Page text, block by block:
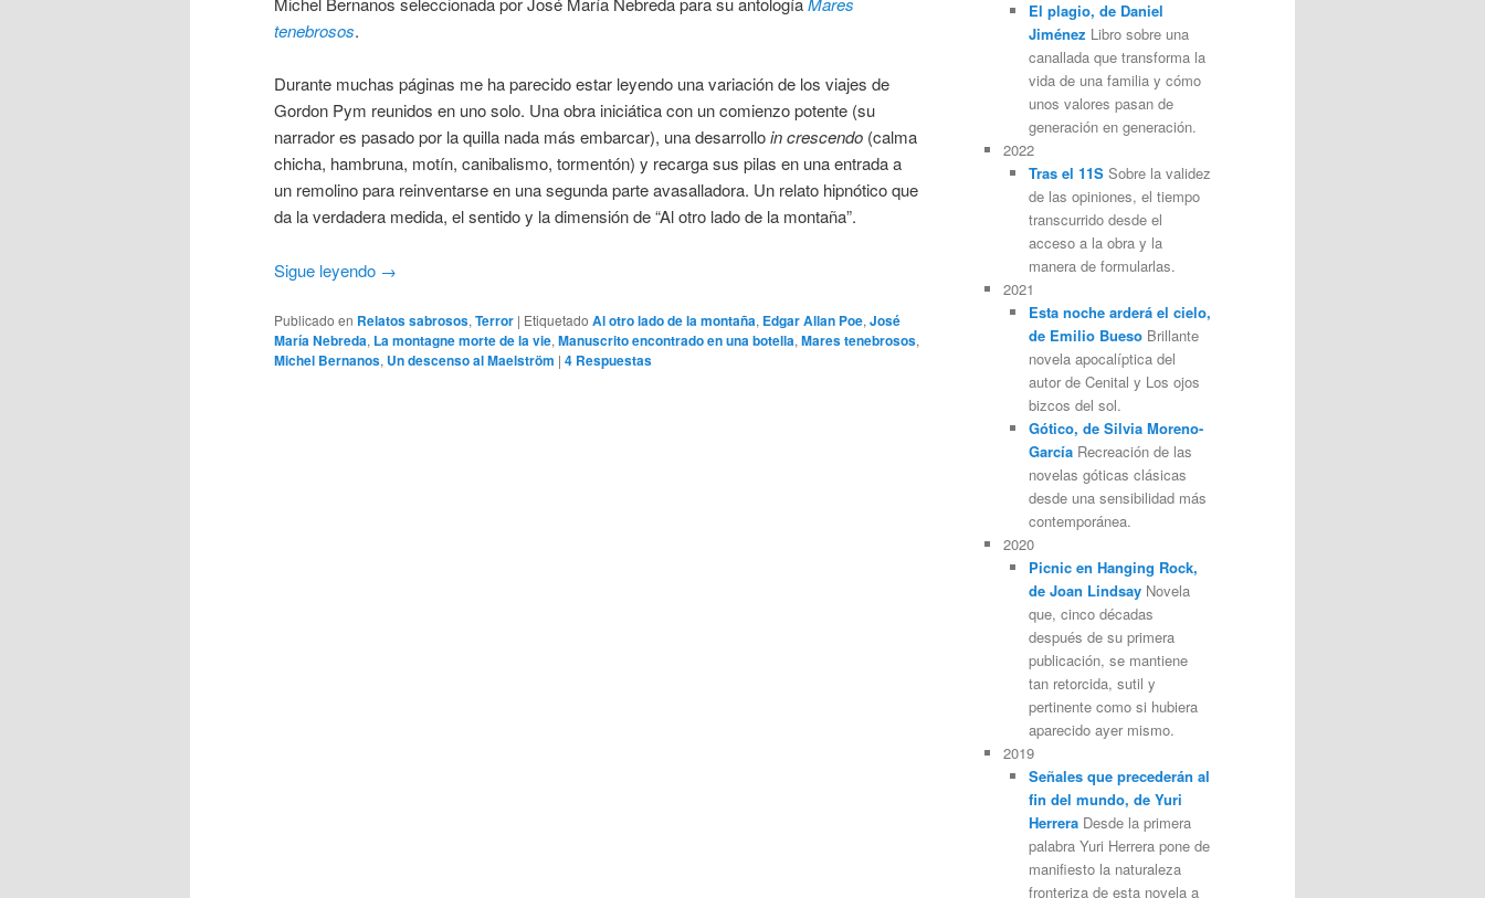
tenebrosos.
Durante muchas páginas me ha parecido estar leyendo una variación de los viajes de
Gordon Pym reunidos en uno solo. Una obra iniciática con un comienzo potente (su
narrador es pasado por la quilla nada más embarcar), una desarrolloin crescendo (calma
chicha, hambruna, motín, canibalismo, tormentón) y recarga sus pilas en una entrada a
un remolino para reinventarse en una segunda parte avasalladora. Un relato hipnótico que
da la verdadera medida, el sentido y la dimensión de “Al otro lado de la montaña”.
Sigue leyendo →
Publicado en Relatos sabrosos, Terror | Etiquetado Al otro lado de la montaña, Edgar Allan Poe, José
María Nebreda, La montagne morte de la vie, Manuscrito encontrado en una botella, Mares tenebrosos,
Michel Bernanos, Un descenso al Maelström | 4 Respuestas
El plagio, de Daniel
Jiménez Libro sobre una
canallada que transforma la
vida de una familia y cómo
unos valores pasan de
generación en generación.
2022
Tras el 11SSobre la validez
de las opiniones, el tiempo
transcurrido desde el
acceso a la obra y la
manera de formularlas.
2021
Esta noche arderá el cielo,
de Emilio BuesoBrillante
novela apocalíptica del
autor de Cenital y Los ojos
bizcos del sol.
Gótico, de Silvia Moreno-
GarcíaRecreación de las
novelas góticas clásicas
desde una sensibilidad más
contemporánea.
2020
Picnic en Hanging Rock,
de Joan LindsayNovela
que, cinco décadas
después de su primera
publicación, se mantiene
tan retorcida, sutil y
pertinente como si hubiera
aparecido ayer mismo.
2019
Señales que precederán al
fin del mundo, de Yuri
HerreraDesde la primera
palabra Yuri Herrera pone de
manifiesto la naturaleza
fronteriza de esta novela a